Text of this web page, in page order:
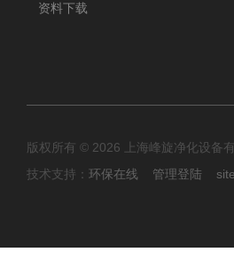
资料下载
版权所有 © 2026 上海峰旋净化设备
技术支持： 环保在线 管理登陆